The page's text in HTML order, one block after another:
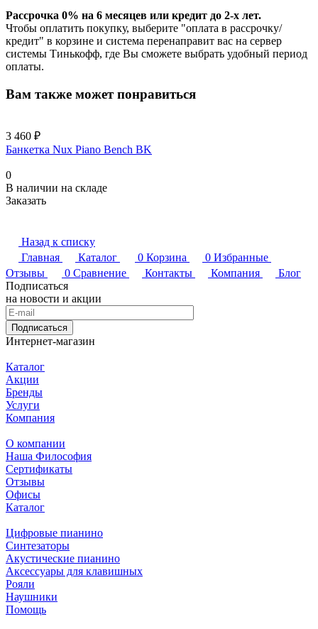
Рассрочка 0% на 6 месяцев или кредит до 2-х лет.
Чтобы оплатить покупку, выберите "оплата в рассрочку/
кредит" в корзине и система перенаправит вас на сервер
системы Тинькофф, где Вы сможете выбрать удобный период
оплаты.
Вам также может понравиться
3 460 ₽
Банкетка Nux Piano Bench BK
0
В наличии на складе
Заказать
Назад к списку
Главная
Каталог 0 Корзина 0 Избранные
Отзывы
0 Сравнение Контакты Компания
Блог
Подписаться
на новости и акции
Подписаться
Интернет-магазин
Каталог
Акции
Бренды
Услуги
Компания
О компании
Наша Философия
Сертификаты
Отзывы
Офисы
Каталог
Цифровые пианино
Синтезаторы
Акустические пианино
Аксессуары для клавишных
Рояли
Наушники
Помощь